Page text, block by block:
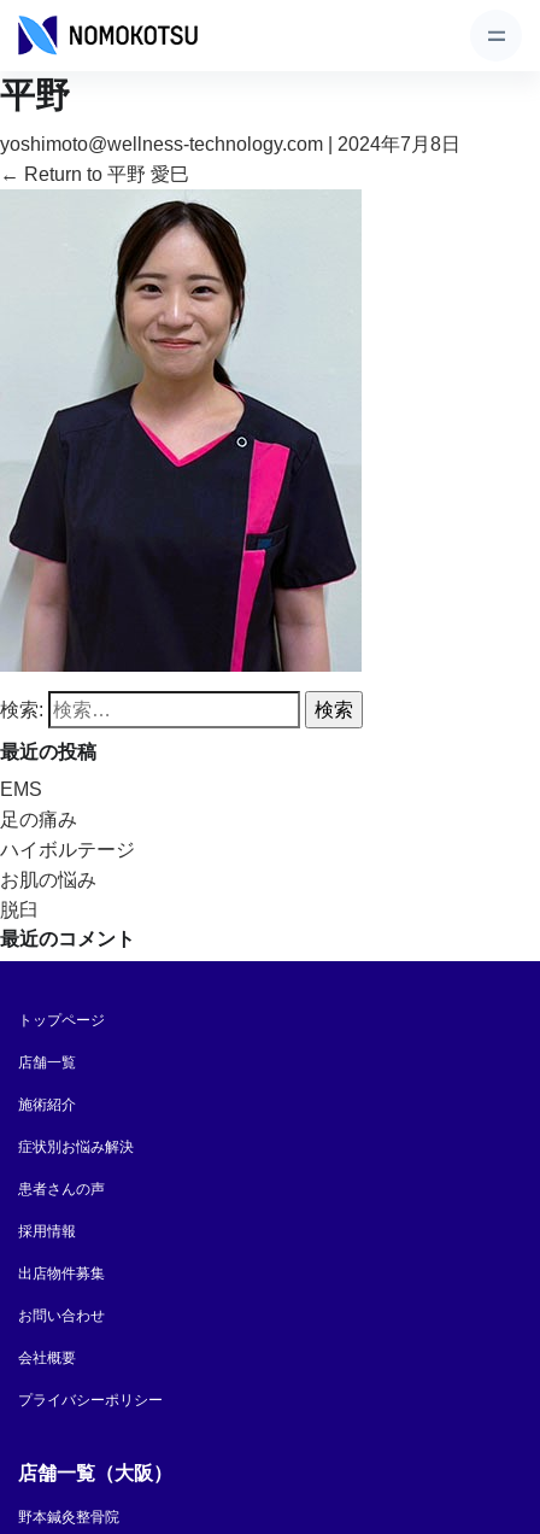
平野
yoshimoto@wellness-technology.com
2024年7月8日
← Return to 平野 愛巳
検索:
最近の投稿
EMS
足の痛み
ハイボルテージ
お肌の悩み
脱臼
最近のコメント
トップページ
店舗一覧
施術紹介
症状別お悩み解決
患者さんの声
採用情報
出店物件募集
お問い合わせ
会社概要
プライバシーポリシー
店舗一覧（大阪）
野本鍼灸整骨院